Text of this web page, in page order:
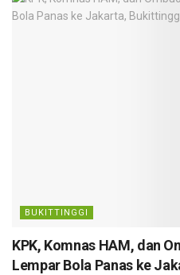
BUKITTINGGI
KPK, Komnas HAM, dan
Lempar Bola Panas ke